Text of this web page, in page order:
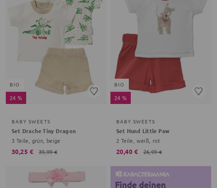
BIO
24 %
BABY SWEETS
Set Drache Tiny Dragon
3 Teile, grün, beige
30,25 € 39,99 €
BIO
24 %
BABY SWEETS
Set Hund Little Paw
2 Teile, weiß, rot
20,40 € 26,99 €